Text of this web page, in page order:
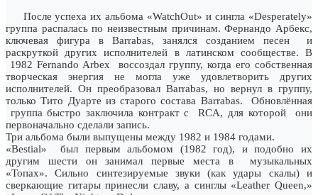
После успеха их альбома «WatchOut» и сингла «Desperately»
группа распалась по неизвестным причинам. Фернандо Арбекс,
ключевая фигура в Barrabas, занялся созданием песен и
раскруткой других исполнителей в латинском сообществе. В
1982 Fernando Arbex воссоздал группу, когда его собственная
творческая энергия не могла уже удовлетворить других
исполнителей. Он преобразовал Barrabas, но вернул в группу,
только Тито Дуарте из старого состава Barrabas. Обновлённая
группа быстро заключила контракт с RCA, для которой они
первоначально сделали запись.
Три альбома были выпущены между 1982 и 1984 годами.
«Bestial» был первым альбомом (1982 год), и подобно их
другим шести он занимал первые места в музыкальных
«Топах». Сильно синтезируемые звуки (как удары скалы) и
сверкающие гитары принесли славу, а синглы «Leather Queen,»